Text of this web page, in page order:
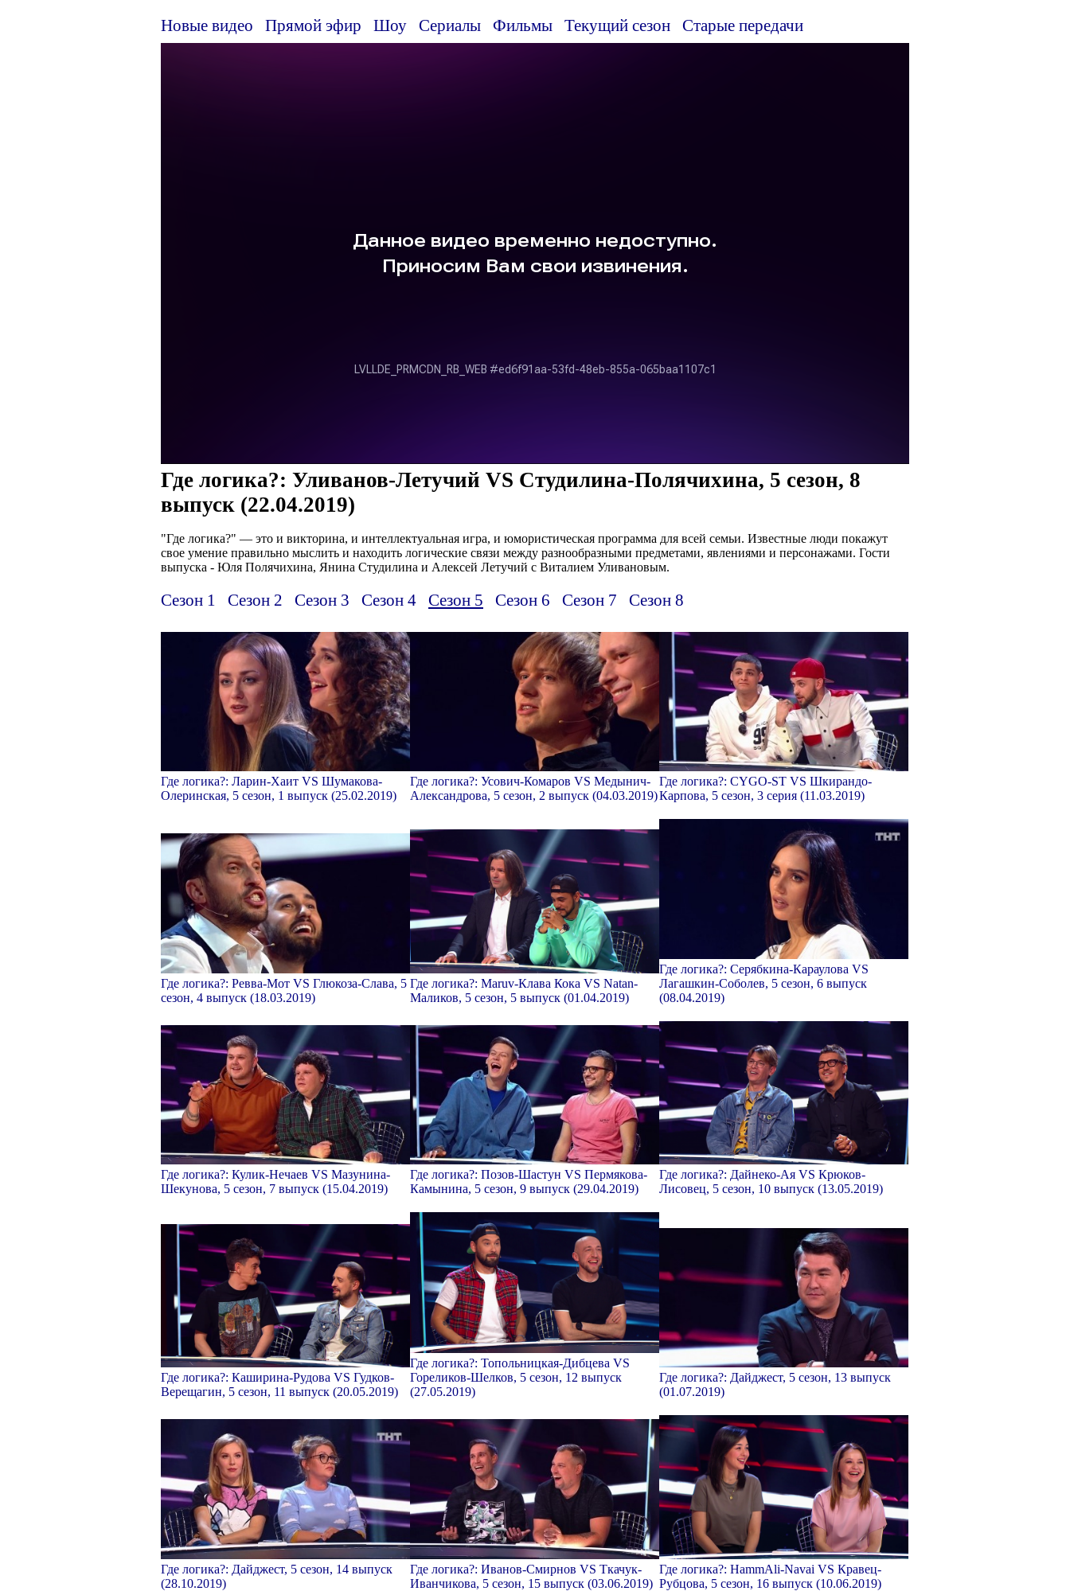
Новые видео Прямой эфир Шоу Сериалы Фильмы Текущий сезон Старые передачи
Где логика?: Уливанов-Летучий VS Студилина-Полячихина, 5 сезон, 8
выпуск (22.04.2019)
"Где логика?" — это и викторина, и интеллектуальная игра, и юмористическая программа для всей семьи. Известные люди покажут
свое умение правильно мыслить и находить логические связи между разнообразными предметами, явлениями и персонажами. Гости
выпуска - Юля Полячихина, Янина Студилина и Алексей Летучий с Виталием Уливановым.
Сезон 1 Сезон 2 Сезон 3 Сезон 4 Сезон 5 Сезон 6 Сезон 7 Сезон 8
Где логика?: Ларин-Хаит VS Шумакова-
Олеринская, 5 сезон, 1 выпуск (25.02.2019)
Где логика?: Усович-Комаров VS Медынич-
Александрова, 5 сезон, 2 выпуск (04.03.2019)
Где логика?: CYGO-ST VS Шкирандо-
Карпова, 5 сезон, 3 серия (11.03.2019)
Где логика?: Ревва-Мот VS Глюкоза-Слава, 5
сезон, 4 выпуск (18.03.2019)
Где логика?: Maruv-Клава Кока VS Natan-
Маликов, 5 сезон, 5 выпуск (01.04.2019)
Где логика?: Серябкина-Караулова VS
Лагашкин-Соболев, 5 сезон, 6 выпуск
(08.04.2019)
Где логика?: Кулик-Нечаев VS Мазунина-
Шекунова, 5 сезон, 7 выпуск (15.04.2019)
Где логика?: Позов-Шастун VS Пермякова-
Камынина, 5 сезон, 9 выпуск (29.04.2019)
Где логика?: Дайнеко-Ая VS Крюков-
Лисовец, 5 сезон, 10 выпуск (13.05.2019)
Где логика?: Каширина-Рудова VS Гудков-
Верещагин, 5 сезон, 11 выпуск (20.05.2019)
Где логика?: Топольницкая-Дибцева VS
Гореликов-Шелков, 5 сезон, 12 выпуск
(27.05.2019)
Где логика?: Дайджест, 5 сезон, 13 выпуск
(01.07.2019)
Где логика?: Дайджест, 5 сезон, 14 выпуск
(28.10.2019)
Где логика?: Иванов-Смирнов VS Ткачук-
Иванчикова, 5 сезон, 15 выпуск (03.06.2019)
Где логика?: HammAli-Navai VS Кравец-
Рубцова, 5 сезон, 16 выпуск (10.06.2019)